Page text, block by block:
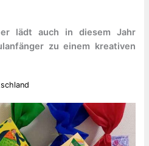
lädt auch in diesem Jahr
zu einem kreativen